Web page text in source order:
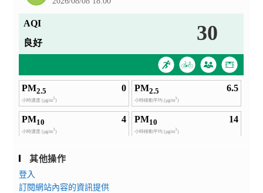
其他操作
登入
訂閱網站內容的資訊提供